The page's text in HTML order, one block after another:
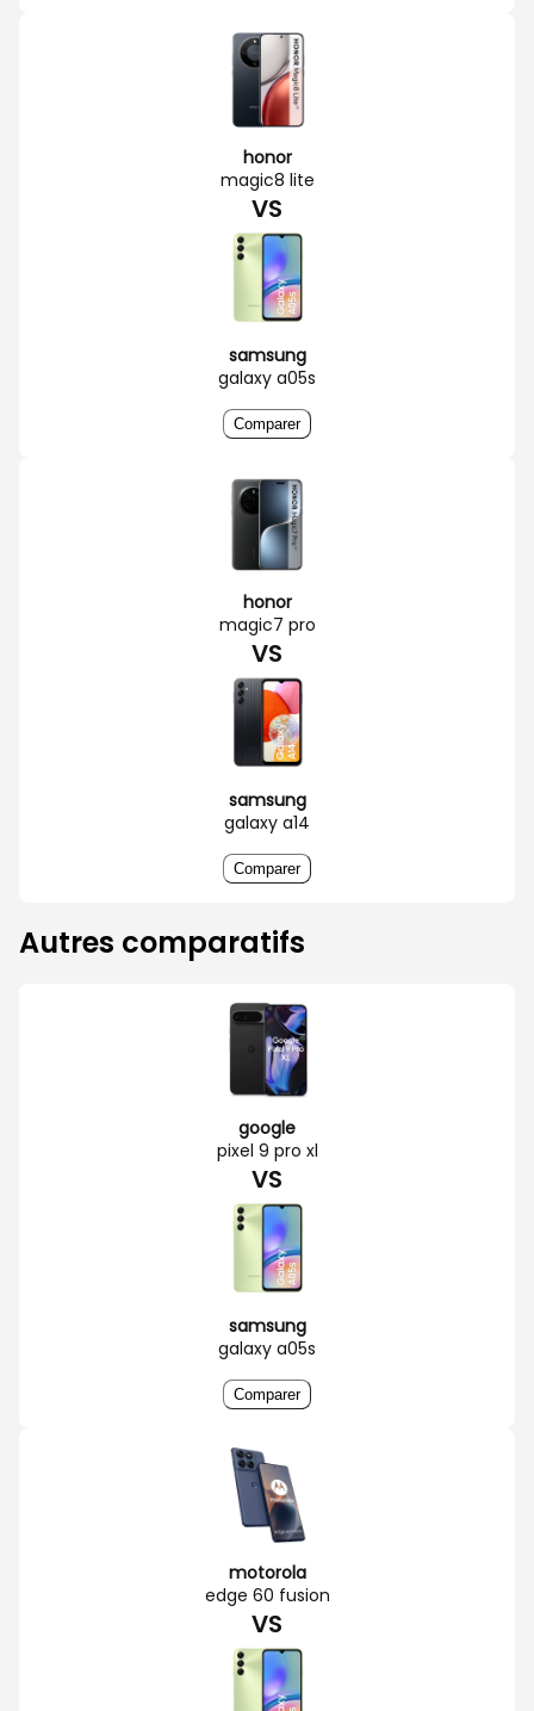
honor
magic8 lite
VS
samsung
galaxy a05s
Comparer
honor
magic7 pro
VS
samsung
galaxy a14
Comparer
Autres comparatifs
google
pixel 9 pro xl
VS
samsung
galaxy a05s
Comparer
motorola
edge 60 fusion
VS